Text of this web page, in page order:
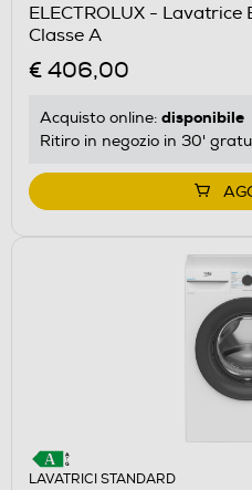
ELECTROLUX -
Classe A
€ 406,00
Acquisto online: disponibile
Ritiro in negozio in 30'
LAVATRICI STANDARD